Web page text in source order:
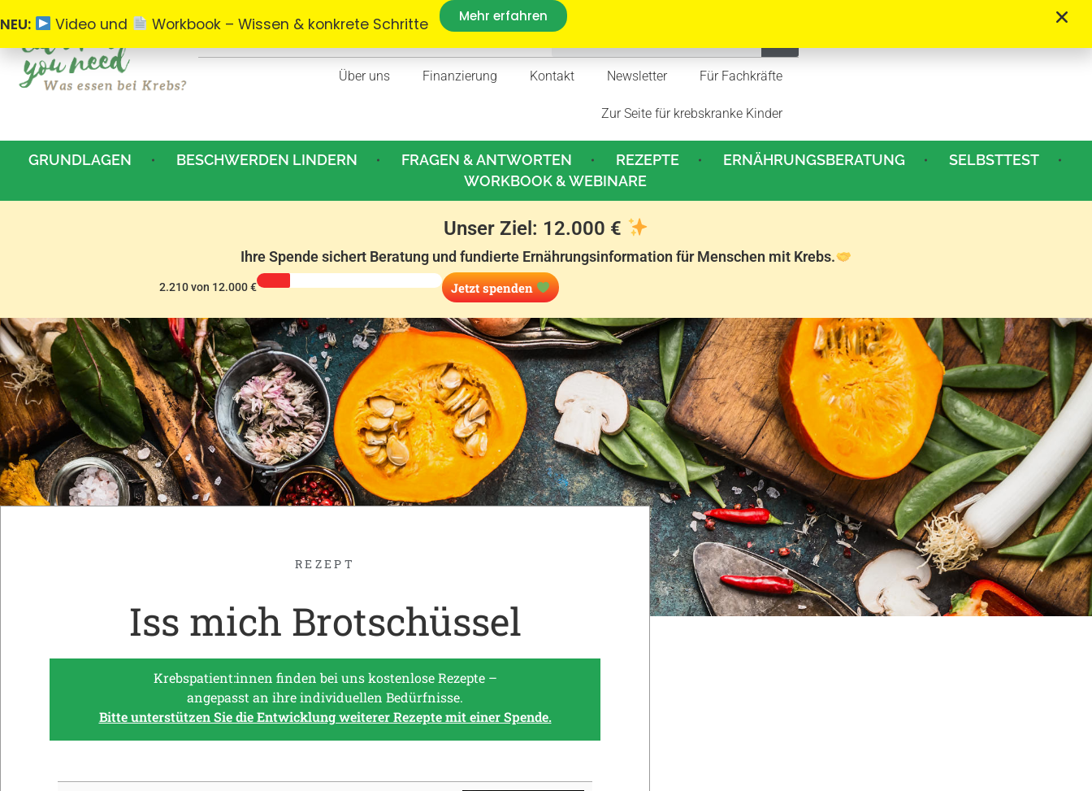
Über uns Finanzierung Kontakt Newsletter Für Fachkräfte
Zur Seite für krebskranke Kinder
GRUNDLAGEN BESCHWERDEN LINDERN FRAGEN & ANTWORTEN REZEPTE ERNÄHRUNGSBERATUNG
SELBSTTEST
WORKBOOK & WEBINARE
Unser Ziel: 12.000 €
Ihre Spende sichert Beratung und fundierte Ernährungsinformation für Menschen mit Krebs.
2.210 von 12.000 € Jetzt spenden
REZEPT
Iss mich Brotschüssel
Krebspatient:innen finden bei uns kostenlose Rezepte –
angepasst an ihre individuellen Bedürfnisse.
Bitte unterstützen Sie die Entwicklung weiterer Rezepte mit einer Spende.
NEU: Video und Workbook – Wissen & konkrete Schritte Mehr erfahren